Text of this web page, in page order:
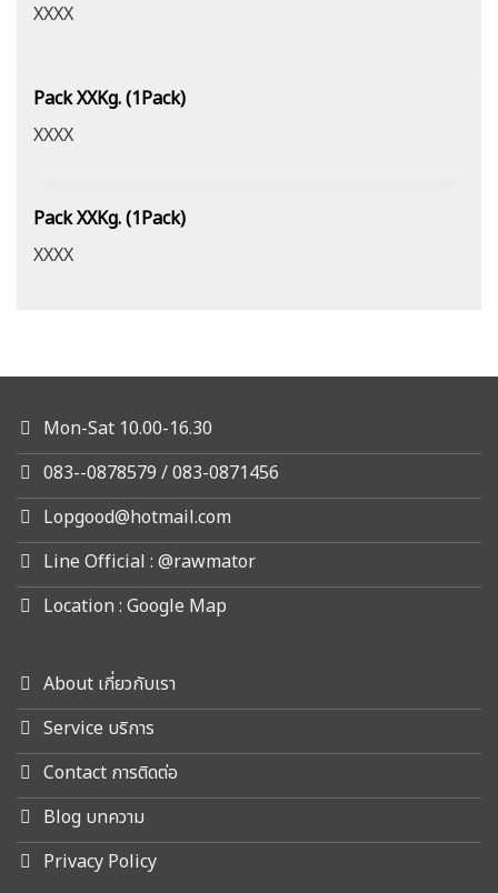
XXXX
Pack XXKg. (1Pack)
XXXX
Pack XXKg. (1Pack)
XXXX
Mon-Sat 10.00-16.30
083--0878579 / 083-0871456
Lopgood@hotmail.com
Line Official : @rawmator
Location : Google Map
About เกี่ยวกับเรา
Service บริการ
Contact การติดต่อ
Blog บทความ
Privacy Policy